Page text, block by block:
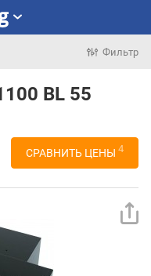
Фильтр
BL 55
СРАВНИТЬ ЦЕНЫ 4